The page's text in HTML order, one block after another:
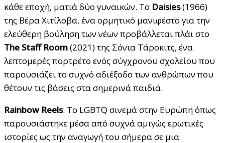
κάθε εποχή, ματιά δύο γυναικών. Το Daisies(1966)
της Βέρα Χιτίλοβα, ένα ορμητικό μανιφέστο για την
ελεύθερη βούληση των νέων προβάλλεται πλάι στο
The Staff Room(2021) της Σόνια Τάροκιτς, ένα
λεπτομερές πορτρέτο ενός σύγχρονου σχολείου που
παρουσιάζει το συχνό αδιέξοδο των ανθρώπων που
θέτουν τις βάσεις στα σημερινά παιδιά.
Rainbow Reels: Το LGBTQ σινεμά στην Ευρώπη όπως
παρουσιάστηκε μέσα από συχνά αμιγώς ερωτικές
ιστορίες ως την αναγωγή του σήμερα σε μια